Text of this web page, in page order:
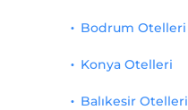
Bodrum Otelleri
Konya Otelleri
Balıkesir Otelleri